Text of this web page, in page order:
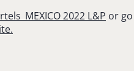
2022 L&P or go